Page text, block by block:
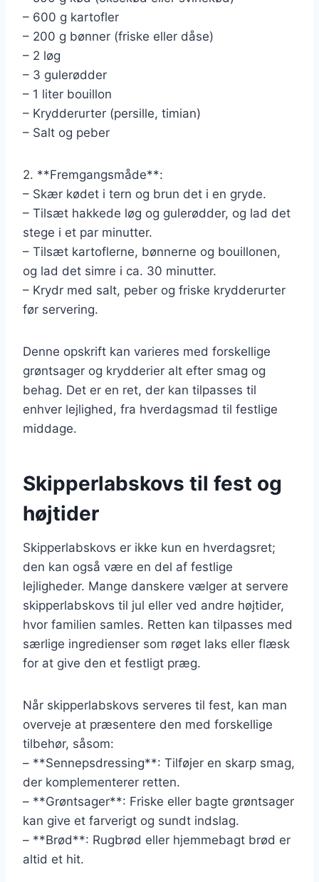
– 600 g kartofler
– 200 g bønner (friske eller dåse)
– 2 løg
– 3 gulerødder
– 1 liter bouillon
– Krydderurter (persille, timian)
– Salt og peber
2. **Fremgangsmåde**:
– Skær kødet i tern og brun det i en gryde.
– Tilsæt hakkede løg og gulerødder, og lad det
stege i et par minutter.
– Tilsæt kartoflerne, bønnerne og bouillonen,
og lad det simre i ca. 30 minutter.
– Krydr med salt, peber og friske krydderurter
før servering.
Denne opskrift kan varieres med forskellige
grøntsager og krydderier alt efter smag og
behag. Det er en ret, der kan tilpasses til
enhver lejlighed, fra hverdagsmad til festlige
middage.
Skipperlabskovs til fest og
højtider
Skipperlabskovs er ikke kun en hverdagsret;
den kan også være en del af festlige
lejligheder. Mange danskere vælger at servere
skipperlabskovs til jul eller ved andre højtider,
hvor familien samles. Retten kan tilpasses med
særlige ingredienser som røget laks eller flæsk
for at give den et festligt præg.
Når skipperlabskovs serveres til fest, kan man
overveje at præsentere den med forskellige
tilbehør, såsom:
– **Sennepsdressing**: Tilføjer en skarp smag,
der komplementerer retten.
– **Grøntsager**: Friske eller bagte grøntsager
kan give et farverigt og sundt indslag.
– **Brød**: Rugbrød eller hjemmebagt brød er
altid et hit.